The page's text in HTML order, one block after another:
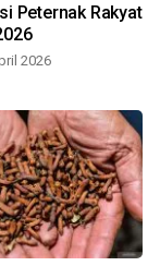
Peternak Rakyat
2026